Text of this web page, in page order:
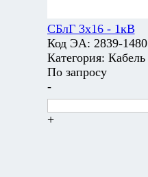
СБлГ 3х16 - 1кВ
Код ЭА: 2839-1480
Категория: Кабель
По запросу
-
+